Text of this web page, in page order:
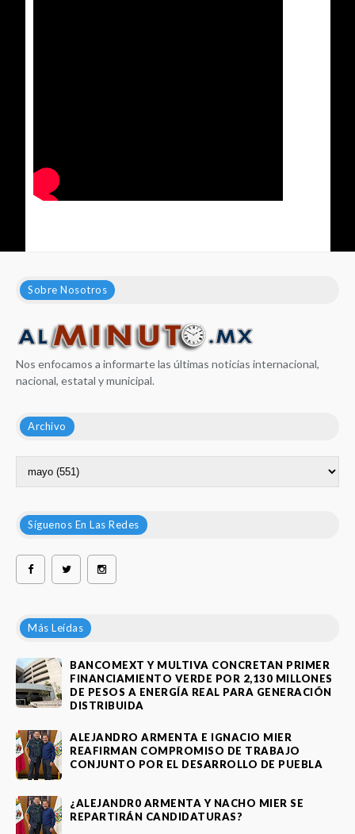
Sobre Nosotros
Nos enfocamos a informarte las últimas noticias internacional,
nacional, estatal y municipal.
Archivo
Síguenos En Las Redes
Más Leídas
BANCOMEXT Y MULTIVA CONCRETAN PRIMER
FINANCIAMIENTO VERDE POR 2,130 MILLONES
DE PESOS A ENERGÍA REAL PARA GENERACIÓN
DISTRIBUIDA
ALEJANDRO ARMENTA E IGNACIO MIER
REAFIRMAN COMPROMISO DE TRABAJO
CONJUNTO POR EL DESARROLLO DE PUEBLA
¿ALEJANDR0 ARMENTA Y NACHO MIER SE
REPARTIRÁN CANDIDATURAS?